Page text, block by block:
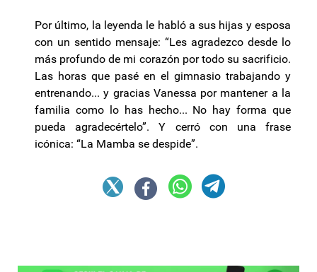
Por último, la leyenda le habló a sus hijas y esposa
con un sentido mensaje: “Les agradezco desde lo
más profundo de mi corazón por todo su sacrificio.
Las horas que pasé en el gimnasio trabajando y
entrenando... y gracias Vanessa por mantener a la
familia como lo has hecho... No hay forma que
pueda agradecértelo”. Y cerró con una frase
icónica: “La Mamba se despide”.